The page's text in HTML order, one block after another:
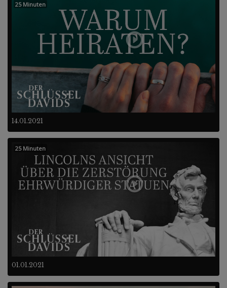
14.01.2021
25 Minuten
01.01.2021
25 Minuten